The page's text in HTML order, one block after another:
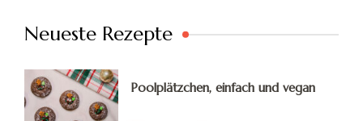
Neueste Rezepte
Poolplätzchen, einfach und vegan